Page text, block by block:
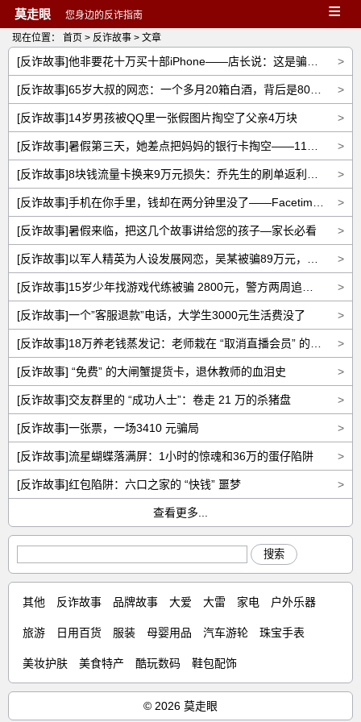
莫走眼 您身边的反诈指南 ≡
现在位置： 首页 > 反诈故事 > 文章
>
>
>
[反诈故事]14岁男孩被QQ里一张假图片掏空了父亲4万块
>
>
>
>
[反诈故事]暑假来临，把这几个故事讲给您的孩子—家长必看
>
>
>
[反诈故事]一个”客服退款”电话，大学生3000元生活费没了
>
>
[反诈故事] “免费” 的大闸蟹提货卡，退休教师的血泪史
>
[反诈故事]交友群里的 “成功人士”：卷走 21 万的杀猪盘
>
[反诈故事]一张票，一场3410 元骗局
>
[反诈故事]流星蝴蝶落满屏：1小时的惊魂和36万的蛋仔陷阱
>
[反诈故事]红包陷阱：六口之家的 “快钱” 噩梦
查看更多...
搜索
其他 反诈故事 品牌故事 大爱 大雷 家电 户外乐器
旅游 日用百货 服装 母婴用品 汽车游轮 珠宝手表
美妆护肤 美食特产 酷玩数码 鞋包配饰
© 2026 莫走眼